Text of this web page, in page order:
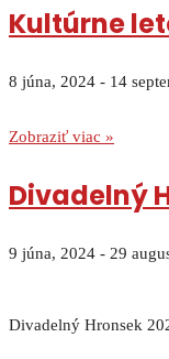
Kultúrne
8 júna, 2024 - 14
Zobraziť viac »
Divadelný
9 júna, 2024 - 29
Divadelný Hronsek